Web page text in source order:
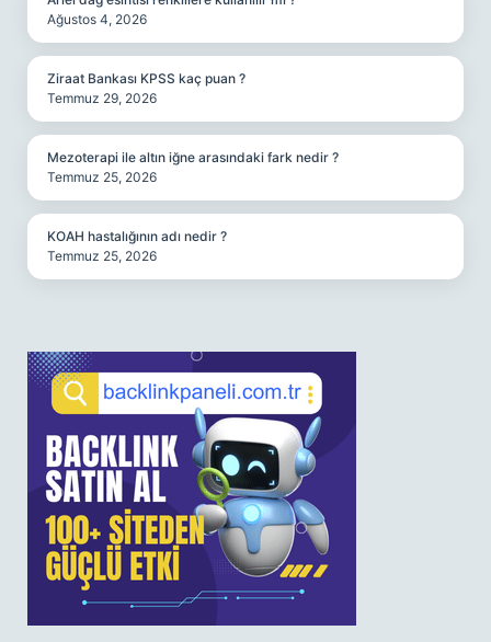
Ağustos 4, 2026
Ziraat Bankası KPSS kaç puan ?
Temmuz 29, 2026
Mezoterapi ile altın iğne arasındaki fark nedir ?
Temmuz 25, 2026
KOAH hastalığının adı nedir ?
Temmuz 25, 2026